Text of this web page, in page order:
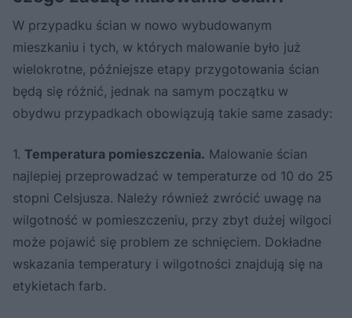
W przypadku ścian w nowo wybudowanym
mieszkaniu i tych, w których malowanie było już
wielokrotne, późniejsze etapy przygotowania ścian
będą się różnić, jednak na samym początku w
obydwu przypadkach obowiązują takie same zasady:
1. Temperatura pomieszczenia. Malowanie ścian
najlepiej przeprowadzać w temperaturze od 10 do 25
stopni Celsjusza. Należy również zwrócić uwagę na
wilgotność w pomieszczeniu, przy zbyt dużej wilgoci
może pojawić się problem ze schnięciem. Dokładne
wskazania temperatury i wilgotności znajdują się na
etykietach farb.